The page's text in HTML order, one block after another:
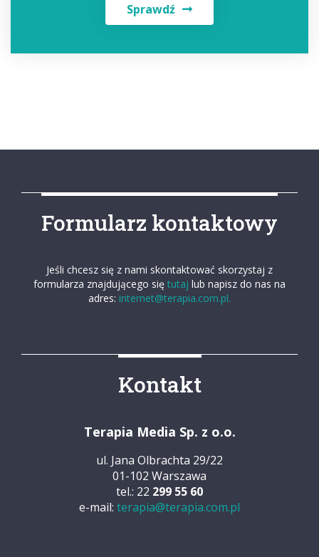
Sprawdź
Formularz kontaktowy
Jeśli chcesz się z nami skontaktować skorzystaj z
formularza znajdującego się tutaj lub napisz do nas na
adres: internet@terapia.com.pl.
Kontakt
Terapia Media Sp. z o.o.
ul. Jana Olbrachta 29/22
01-102 Warszawa
tel.: 22 299 55 60
e-mail: terapia@terapia.com.pl